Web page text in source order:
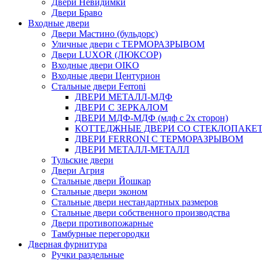
Двери Невидимки
Двери Браво
Входные двери
Двери Мастино (бульдорс)
Уличные двери с ТЕРМОРАЗРЫВОМ
Двери LUXOR (ЛЮКСОР)
Входные двери OIKO
Входные двери Центурион
Стальные двери Ferroni
ДВЕРИ МЕТАЛЛ-МДФ
ДВЕРИ С ЗЕРКАЛОМ
ДВЕРИ МДФ-МДФ (мдф с 2х сторон)
КОТТЕДЖНЫЕ ДВЕРИ СО
ДВЕРИ FERRONI С ТЕРМОРАЗРЫВОМ
ДВЕРИ МЕТАЛЛ-МЕТАЛЛ
Тульские двери
Двери Агрия
Стальные двери Йошкар
Стальные двери эконом
Стальные двери нестандартных размеров
Стальные двери собственного производства
Двери противопожарные
Тамбурные перегородки
Дверная фурнитура
Ручки раздельные